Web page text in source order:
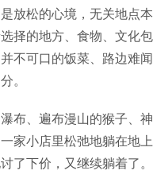
放松的心境，无关地点
择的地方、食物、文化
不可口的饭菜、路边难
。
布、遍布漫山的猴子、
家小店里松弛地躺在地
了下价，又继续躺着了。